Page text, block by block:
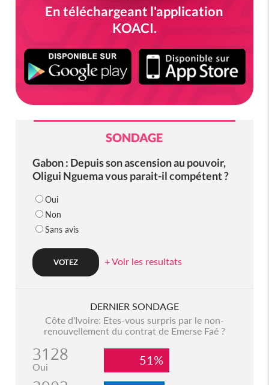
En téléchargeant l'application
KOACI.
SONDAGE
Gabon : Depuis son ascension au pouvoir,
Oligui Nguema vous parait-il compétent ?
Oui
Non
Sans avis
+ Voir les resultats
DERNIER SONDAGE
Côte d'Ivoire: Etes-vous surpris par le non-
renouvellement du contrat de Emerse Faé ?
3128
Oui 51%